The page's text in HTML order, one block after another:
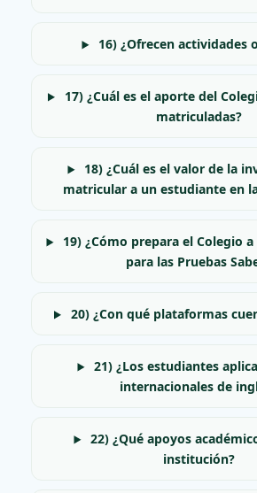
16) ¿Ofrecen actividades
17) ¿Cuál es el aporte del
matriculadas?
18) ¿Cuál es el valor de la
matricular a un estudiante en
19) ¿Cómo prepara el Colegio
para las Pruebas
20) ¿Con qué plataformas
21) ¿Los estudiantes
internacionales de
22) ¿Qué apoyos
institución?